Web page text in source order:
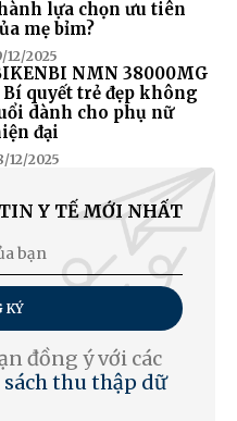
lựa chọn ưu tiên
mẹ bỉm?
12/2025
NMN 38000MG
quyết trẻ đẹp không
dành cho phụ nữ
đại
12/2025
Y TẾ MỚI NHẤT
KÝ
đồng ý với các
thu thập dữ